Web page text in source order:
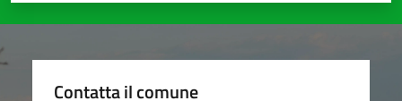
Contatta il comune